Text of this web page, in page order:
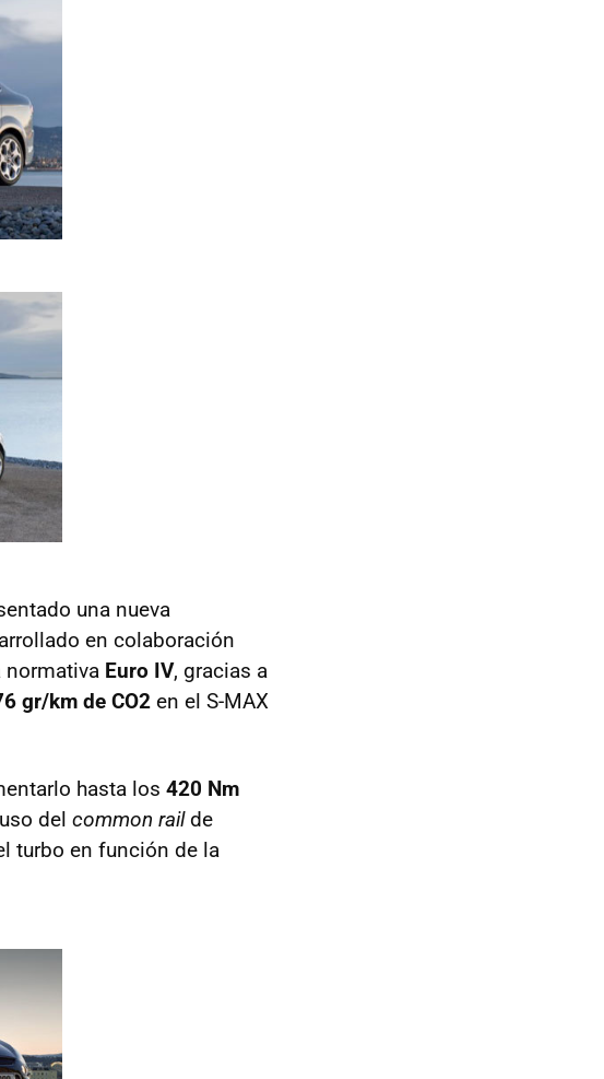
una nueva
en colaboración
normativa Euro IV, gracias a
gr/km de CO2 en el S-MAX
hasta los 420 Nm
del common railde
turbo en función de la